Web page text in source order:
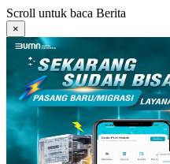
Langsung
ke
konten
Scroll untuk baca Berita
×